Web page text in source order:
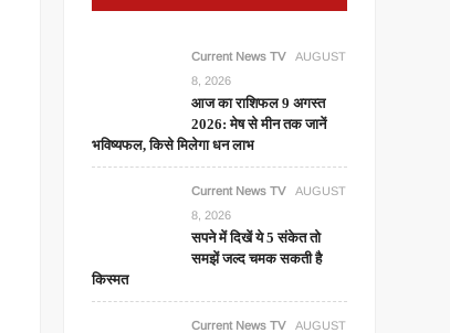
Current News TV
AUGUST
8, 2026
आज का राशिफल 9 अगस्त
2026: मेष से मीन तक जानें
भविष्यफल, किसे मिलेगा धन लाभ
Current News TV
AUGUST
8, 2026
सपने में दिखें ये 5 संकेत तो
समझें जल्द चमक सकती है
किस्मत
Current News TV
AUGUST